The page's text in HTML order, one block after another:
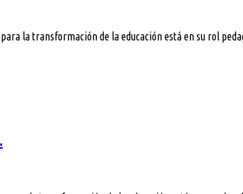
la transformación de la educación está en su rol